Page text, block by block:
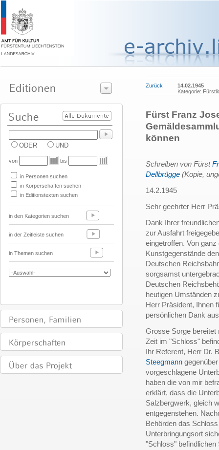
ODER UND
von bis
in Personen suchen
in Körperschaften suchen
in Editionstexten suchen
in den Kategorien suchen
in der Zeitleiste suchen
in Themen suchen
Zurück
14.02.1945
Kategorie:
Fürst Franz
können
Schreiben von Fürst
Dellbrügge (Kopie,
14.2.1945
Sehr geehrter Herr
Dank Ihrer
zur Ausfahrt
eingetroffen. Von
Kunstgegenstände
Deutschen
sorgsamst
Deutschen
heutigen Umständen
Herr Präsident, Ihnen
persönlichen Dank
Grosse Sorge bereitet
Zeit im "Schloss"
Ihr Referent, Herr Dr.
Steegmann
vorgeschlagene
haben die von mir
erklärt, dass die
Salzbergwerk, gleich
entgegenstehen.
Behörden das
Unterbringungsort
"Schloss" befindlichen